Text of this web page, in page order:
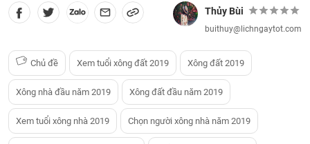
Thủy Bùi
buithuy@lichngaytot.com
Chủ đề Xem tuổi xông đất 2019 Xông đất 2019
Xông nhà đầu năm 2019 Xông đất đầu năm 2019
Xem tuổi xông nhà 2019 Chọn người xông nhà năm 2019